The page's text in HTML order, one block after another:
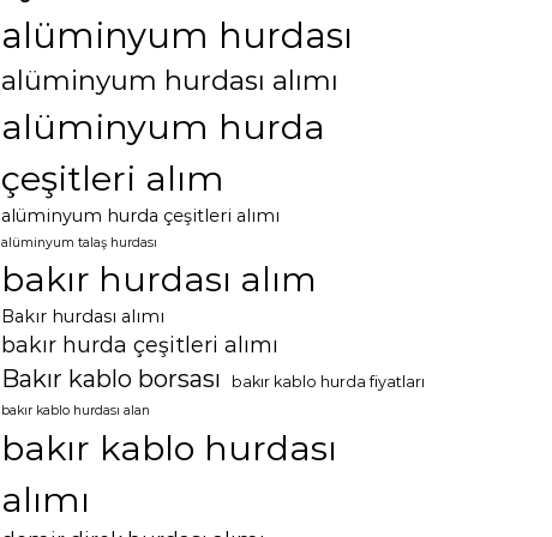
alüminyum hurdası
alüminyum hurdası alımı
alüminyum hurda
çeşitleri alım
alüminyum hurda çeşitleri alımı
alüminyum talaş hurdası
bakır hurdası alım
Bakır hurdası alımı
bakır hurda çeşitleri alımı
Bakır kablo borsası bakır kablo hurda fiyatları
bakır kablo hurdası alan
bakır kablo hurdası
alımı